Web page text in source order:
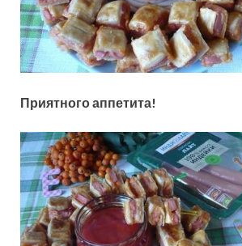
Приятного аппетита!